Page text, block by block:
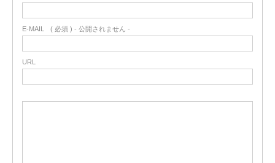
E-MAIL ( 必須 ) - 公開されません -
URL